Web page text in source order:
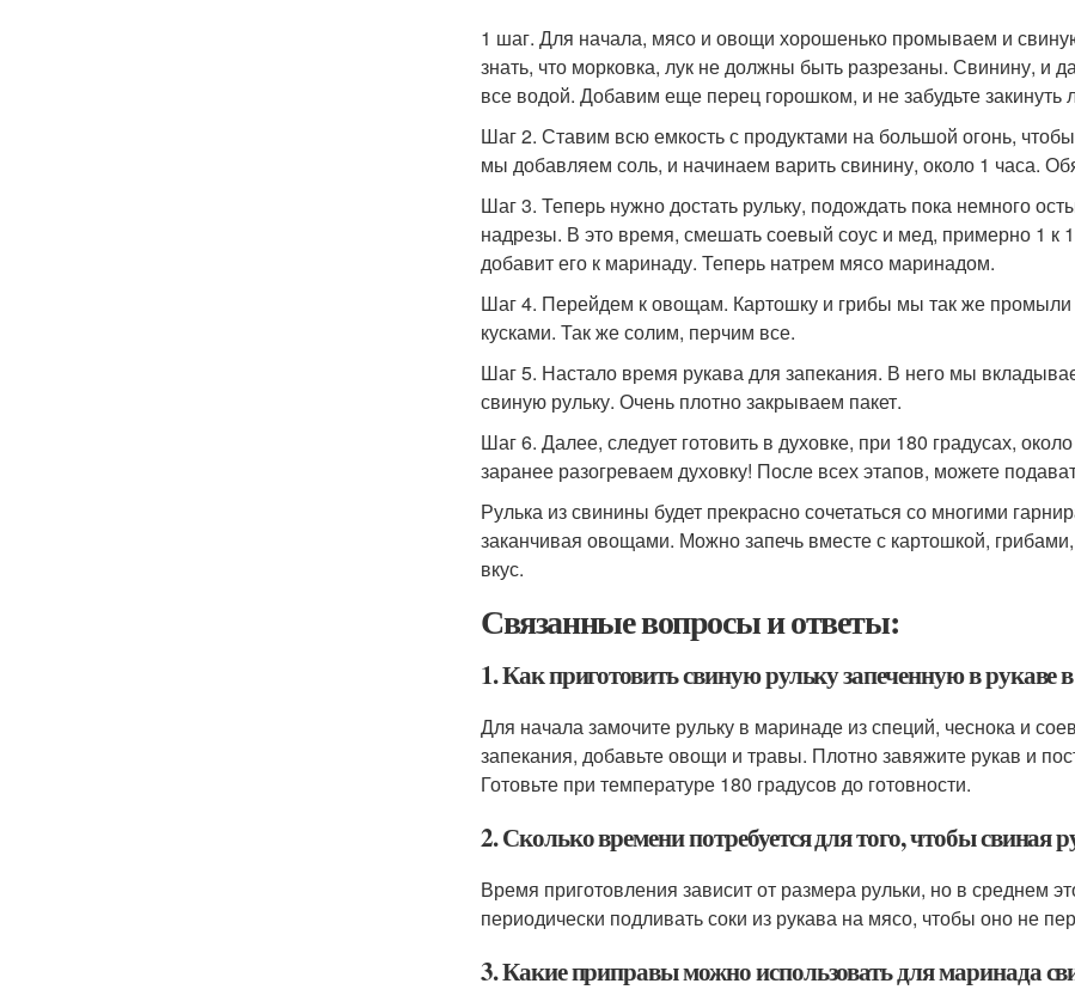
1 шаг. Для начала, мясо и овощи хорошенько промываем и
знать, что морковка, лук не должны быть разрезаны. Свинину,
все водой. Добавим еще перец горошком, и не забудьте закинуть
Шаг 2. Ставим всю емкость с продуктами на большой огонь,
мы добавляем соль, и начинаем варить свинину, около 1 часа.
Шаг 3. Теперь нужно достать рульку, подождать пока немного
надрезы. В это время, смешать соевый соус и мед, примерно 1 к
добавит его к маринаду. Теперь натрем мясо маринадом.
Шаг 4. Перейдем к овощам. Картошку и грибы мы так же
кусками. Так же солим, перчим все.
Шаг 5. Настало время рукава для запекания. В него мы
свиную рульку. Очень плотно закрываем пакет.
Шаг 6. Далее, следует готовить в духовке, при 180 градусах,
заранее разогреваем духовку! После всех этапов, можете
Рулька из свинины будет прекрасно сочетаться со многими
заканчивая овощами. Можно запечь вместе с картошкой,
вкус.
Связанные вопросы и ответы:
1. Как приготовить свиную рульку запеченную в рукаве
Для начала замочите рульку в маринаде из специй, чеснока и
запекания, добавьте овощи и травы. Плотно завяжите рукав и
Готовьте при температуре 180 градусов до готовности.
2. Сколько времени потребуется для того, чтобы свиная
Время приготовления зависит от размера рульки, но в среднем
периодически подливать соки из рукава на мясо, чтобы оно не
3. Какие приправы можно использовать для маринада